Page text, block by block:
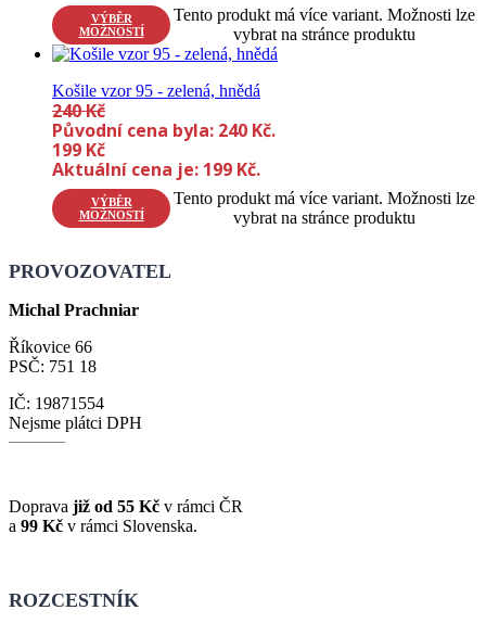
VÝBĚR
MOŽNOSTÍ
Tento produkt má více variant. Možnosti lze
vybrat na stránce produktu
Košile vzor 95 - zelená, hnědá
240Kč
Původní cena byla: 240 Kč.
199 Kč
Aktuální cena je: 199 Kč.
VÝBĚR
MOŽNOSTÍ
Tento produkt má více variant. Možnosti lze
vybrat na stránce produktu
PROVOZOVATEL
Michal Prachniar
Říkovice 66
PSČ: 751 18
IČ: 19871554
Nejsme plátci DPH
Doprava již od 55 Kč v rámci ČR
a 99 Kč v rámci Slovenska.
ROZCESTNÍK